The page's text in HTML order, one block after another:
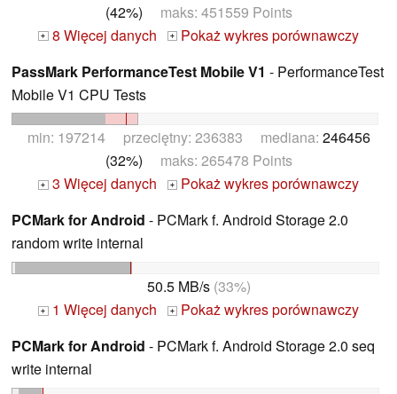
(42%) maks: 451559 Points
+ 8 Więcej danych +
Pokaż wykres porównawczy
PassMark PerformanceTest Mobile V1 - PerformanceTest
Mobile V1 CPU Tests
min: 197214 przeciętny: 236383 mediana: 246456
(32%) maks: 265478 Points
+ 3 Więcej danych +
Pokaż wykres porównawczy
PCMark for Android - PCMark f. Android Storage 2.0
random write internal
50.5 MB/s(33%)
+ 1 Więcej danych +
Pokaż wykres porównawczy
PCMark for Android - PCMark f. Android Storage 2.0 seq
write internal